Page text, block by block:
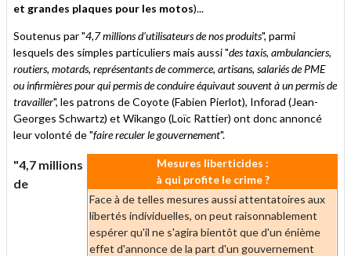
et grandes plaques pour les motos)...
Soutenus par "4,7 millions d'utilisateurs de nos produits", parmi
lesquels des simples particuliers mais aussi "des taxis, ambulanciers,
routiers, motards, représentants de commerce, artisans, salariés de PME
ou infirmières pour qui permis de conduire équivaut souvent à un permis de
travailler", les patrons de Coyote (Fabien Pierlot), Inforad (Jean-
Georges Schwartz) et Wikango (Loïc Rattier) ont donc annoncé
leur volonté de "faire reculer le gouvernement".
Mesures liberticides :
à qui profite le crime ?
Face à de telles mesures aussi attentatoires aux
libertés individuelles, on peut raisonnablement
espérer qu'il ne s'agira bientôt que d'un énième
effet d'annonce de la part d'un gouvernement
"4,7 millions
de